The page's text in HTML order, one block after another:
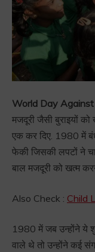
World Day Against
मजदूरी जैसी बुराइयों
एक कर दिए. 1980 में
फेकी जिसकी लपटों ने
बाल मजदूरी को खत्म
Also Check : Child
1980 में जब उन्होंने ये
वाले थे तो उन्होंने कई